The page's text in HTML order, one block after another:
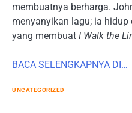
membuatnya berharga.
menyanyikan lagu; ia
yang membuat I Walk the
BACA SELENGKAPNYA DI…
UNCATEGORIZED